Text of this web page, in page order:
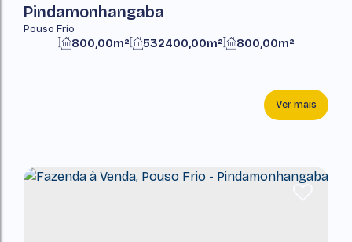
Pindamonhangaba
Pouso Frio
800,00m² 532400,00m²
800,00m²
Ver mais